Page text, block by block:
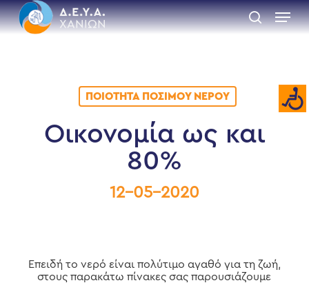
Skip
to
main
search
Menu
ΠΟΙΌΤΗΤΑ ΠΌΣΙΜΟΥ ΝΕΡΟΎ
Οικονομία ως και
80%
12-05-2020
Επειδή το νερό είναι πολύτιμο αγαθό για τη ζωή,
στους παρακάτω πίνακες σας παρουσιάζουμε